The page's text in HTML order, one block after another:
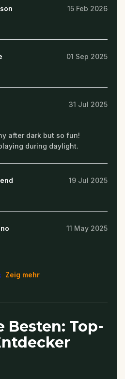
15 Feb 2026
01 Sep 2025
31 Jul 2025
after dark but so fun!
during daylight.
19 Jul 2025
11 May 2025
Zeig mehr
Besten: Top-